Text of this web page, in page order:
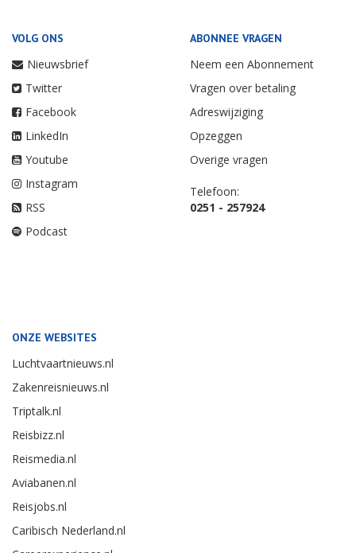
VOLG ONS
Nieuwsbrief
Twitter
Facebook
LinkedIn
Youtube
Instagram
RSS
Podcast
ABONNEE VRAGEN
Neem een Abonnement
Vragen over betaling
Adreswijziging
Opzeggen
Overige vragen
Telefoon:
0251 - 257924
ONZE WEBSITES
Luchtvaartnieuws.nl
Zakenreisnieuws.nl
Triptalk.nl
Reisbizz.nl
Reismedia.nl
Aviabanen.nl
Reisjobs.nl
Caribisch Nederland.nl